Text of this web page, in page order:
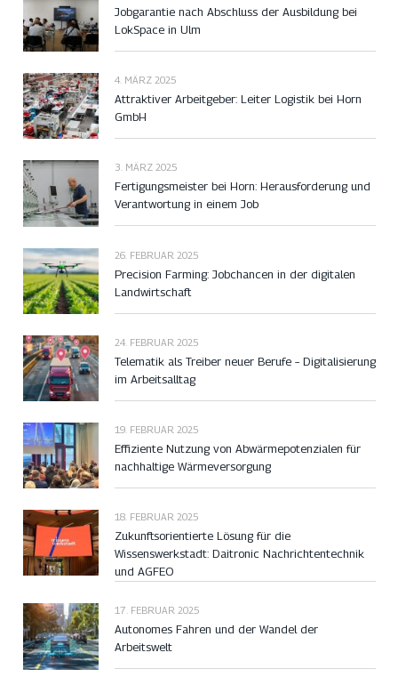
Jobgarantie nach Abschluss der Ausbildung bei
LokSpace in Ulm
4. MÄRZ 2025
Attraktiver Arbeitgeber: Leiter Logistik bei Horn
GmbH
3. MÄRZ 2025
Fertigungsmeister bei Horn: Herausforderung und
Verantwortung in einem Job
26. FEBRUAR 2025
Precision Farming: Jobchancen in der digitalen
Landwirtschaft
24. FEBRUAR 2025
Telematik als Treiber neuer Berufe – Digitalisierung
im Arbeitsalltag
19. FEBRUAR 2025
Effiziente Nutzung von Abwärmepotenzialen für
nachhaltige Wärmeversorgung
18. FEBRUAR 2025
Zukunftsorientierte Lösung für die
Wissenswerkstadt: Daitronic Nachrichtentechnik
und AGFEO
17. FEBRUAR 2025
Autonomes Fahren und der Wandel der
Arbeitswelt